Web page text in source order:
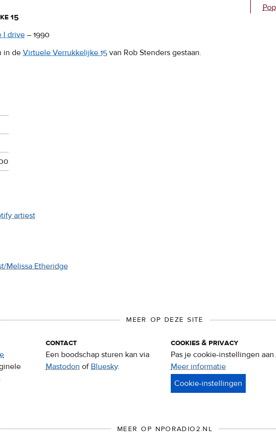
15
I drive – 1990
in de Virtuele Verrukkelijke 15 van Rob Stenders gestaan.
artiest
Melissa Etheridge
MEER OP DEZE SITE
contact
Een boodschap sturen kan via
Mastodon ofBluesky.
cookies & privacy
Pas je cookie-instellingen aan.
Meer informatie
&
MEER OP NPORADIO2.NL